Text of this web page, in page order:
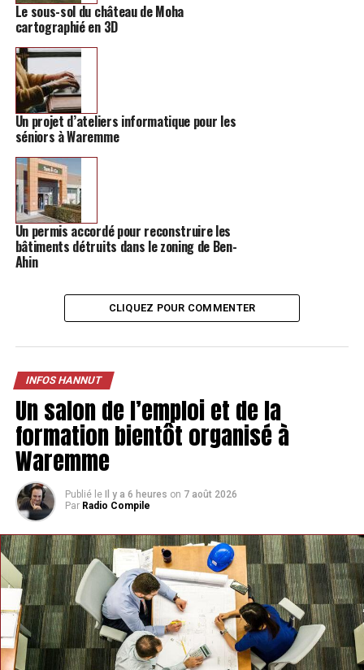
Le sous-sol du château de Moha
cartographié en 3D
Un projet d’ateliers informatique pour les
séniors à Waremme
Un permis accordé pour reconstruire les
bâtiments détruits dans le zoning de Ben-
Ahin
CLIQUEZ POUR COMMENTER
INFOS HANNUT
Un salon de l’emploi et de la
formation bientôt organisé à
Waremme
Publié le Il y a 6 heures on 7 août 2026
Par Radio Compile